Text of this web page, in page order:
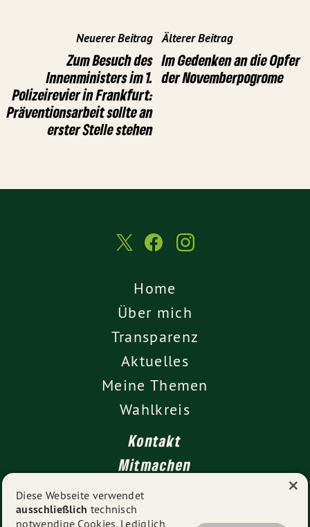
Neuerer Beitrag
Zum Besuch des
Innenministers im 1.
Polizeirevier in Frankfurt:
Präventionsarbeit sollte an
erster Stelle stehen
Älterer Beitrag
Im Gedenken an die Opfer
der Novemberpogrome
Home
Über mich
Transparenz
Aktuelles
Meine Themen
Wahlkreis
Kontakt
Mitmachen
Impressum
Datenschutz
Diese Webseite verwendet
ausschließlich technisch
notwendige Cookies. Lediglich
×